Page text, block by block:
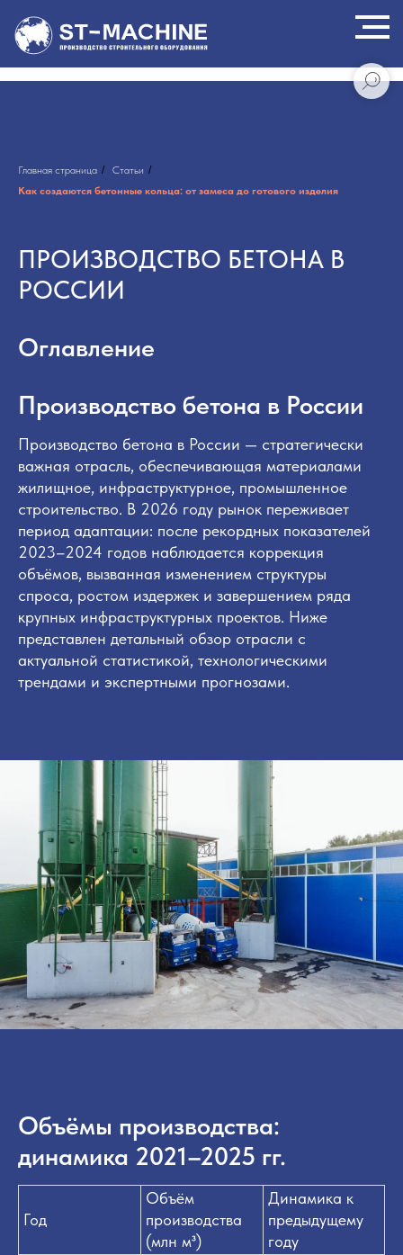
Главная страница / Статьи /
Как создаются бетонные кольца: от замеса до готового изделия
ПРОИЗВОДСТВО БЕТОНА В
РОССИИ
Оглавление
Производство бетона в России
Производство бетона в России — стратегически
важная отрасль, обеспечивающая материалами
жилищное, инфраструктурное, промышленное
строительство. В 2026 году рынок переживает
период адаптации: после рекордных показателей
2023–2024 годов наблюдается коррекция
объёмов, вызванная изменением структуры
спроса, ростом издержек и завершением ряда
крупных инфраструктурных проектов. Ниже
представлен детальный обзор отрасли с
актуальной статистикой, технологическими
трендами и экспертными прогнозами.
Объёмы производства:
динамика 2021–2025 гг.
Год
Объём
производства
(млн м³)
Динамика к
предыдущему
году